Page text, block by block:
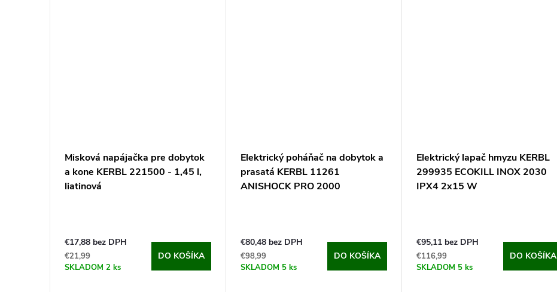
Misková napájačka pre dobytok
a kone KERBL 221500 - 1,45 l,
liatinová
€17,88 bez DPH
€21,99
SKLADOM 2 ks
DO KOŠÍKA
Elektrický poháňač na dobytok a
prasatá KERBL 11261
ANISHOCK PRO 2000
€80,48 bez DPH
€98,99
SKLADOM 5 ks
DO KOŠÍKA
Elektrický lapač hmyzu KERBL
299935 ECOKILL INOX 2030
IPX4 2x15 W
€95,11 bez DPH
€116,99
SKLADOM 5 ks
DO KOŠÍKA